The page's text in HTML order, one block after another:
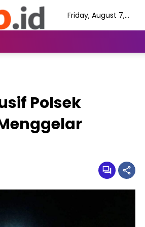
Friday, August 7,
Polsek